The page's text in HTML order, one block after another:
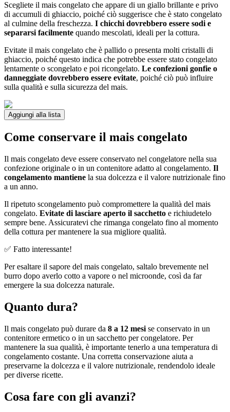
Scegliete il mais congelato che appare di un giallo brillante e privo
di accumuli di ghiaccio, poiché ciò suggerisce che è stato congelato
al culmine della freschezza. I chicchi dovrebbero essere sodi e
separarsi facilmente quando mescolati, ideali per la cottura.
Evitate il mais congelato che è pallido o presenta molti cristalli di
ghiaccio, poiché questo indica che potrebbe essere stato congelato
lentamente o scongelato e poi ricongelato. Le confezioni gonfie o
danneggiate dovrebbero essere evitate, poiché ciò può influire
sulla qualità e sulla sicurezza del mais.
Aggiungi alla lista
Come conservare il mais congelato
Il mais congelato deve essere conservato nel congelatore nella sua
confezione originale o in un contenitore adatto al congelamento. Il
congelamento mantiene la sua dolcezza e il valore nutrizionale fino
a un anno.
Il ripetuto scongelamento può compromettere la qualità del mais
congelato. Evitate di lasciare aperto il sacchetto e richiudetelo
sempre bene. Assicuratevi che rimanga congelato fino al momento
della cottura per mantenere la sua migliore qualità.
✅ Fatto interessante!
Per esaltare il sapore del mais congelato, saltalo brevemente nel
burro dopo averlo cotto a vapore o nel microonde, così da far
emergere la sua dolcezza naturale.
Quanto dura?
Il mais congelato può durare da 8 a 12 mesi se conservato in un
contenitore ermetico o in un sacchetto per congelatore. Per
mantenere la sua qualità, è importante tenerlo a una temperatura di
congelamento costante. Una corretta conservazione aiuta a
preservarne la dolcezza e il valore nutrizionale, rendendolo ideale
per diverse ricette.
Cosa fare con gli avanzi?